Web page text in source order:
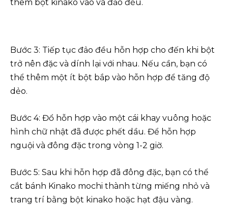
thêm bột kinako vào và đảo đều.
Bước 3: Tiếp tục đảo đều hỗn hợp cho đến khi bột
trở nên đặc và dính lại với nhau. Nếu cần, bạn có
thể thêm một ít bột bắp vào hỗn hợp để tăng độ
dẻo.
Bước 4: Đổ hỗn hợp vào một cái khay vuông hoặc
hình chữ nhật đã được phết dầu. Để hỗn hợp
nguội và đông đặc trong vòng 1-2 giờ.
Bước 5: Sau khi hỗn hợp đã đông đặc, bạn có thể
cắt bánh Kinako mochi thành từng miếng nhỏ và
trang trí bằng bột kinako hoặc hạt đậu vàng.